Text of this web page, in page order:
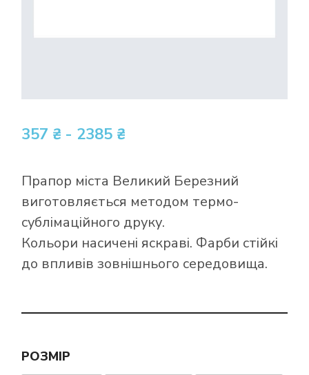
357 ₴ - 2385 ₴
Прапор міста Великий Березний
виготовляється методом термо-
сублімаційного друку.
Кольори насичені яскраві. Фарби стійкі
до впливів зовнішнього середовища.
РОЗМІР